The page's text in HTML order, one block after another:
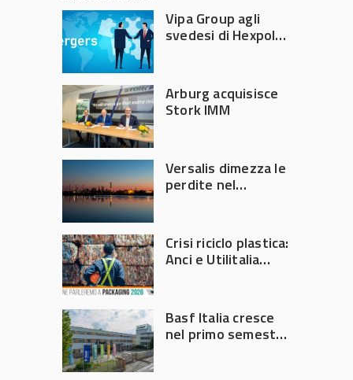
Vipa Group agli
svedesi di Hexpol
Arburg acquisisce
Stork IMM
Versalis dimezza le
perdite nel
Crisi riciclo plastica:
Anci e Utilitalia
Governo
Basf Italia cresce
nel primo semestre